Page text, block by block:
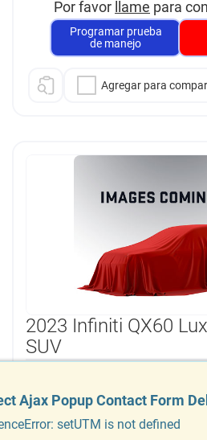
Por favor llame para
Programar prueba
de manejo
Agregar para
2023 Infiniti QX60
SUV
5N1DL1FS8PC371550
Fabricante: INFINITI
Ajax Popup Contact Form
setUTM is not defined
Ajax Popup Contact Form
setUTM is not defined